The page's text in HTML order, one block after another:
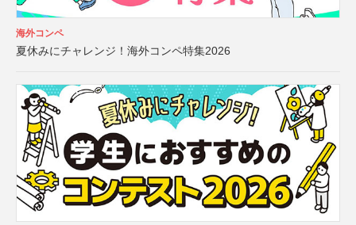
海外コンペ
夏休みにチャレンジ！海外コンペ特集2026